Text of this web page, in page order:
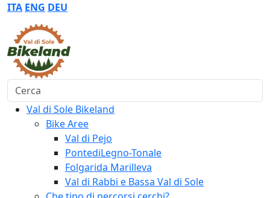
ITA ENG DEU
Cerca
Val di Sole Bikeland
Bike Aree
Val di Pejo
PontediLegno-Tonale
Folgarida Marilleva
Val di Rabbi e Bassa Val di Sole